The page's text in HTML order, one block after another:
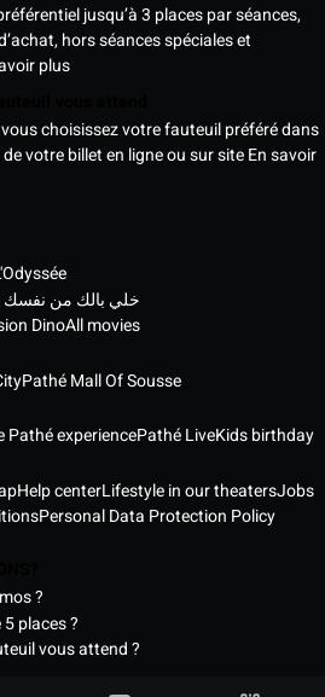
jusqu’à 3 places par séances,
hors séances spéciales et
plus
choisissez votre fauteuil préféré dans
votre billet en ligne ou sur siteEn savoir
KHALI BELEK MIN NAFSAK / خلي بالك من نفسك
DinoAll movies
Pathé Mall Of Sousse
Pathé experiencePathé LiveKids birthday
Help centerLifestyle in our theatersJobs
Personal Data Protection Policy
?
places ?
vous attend ?